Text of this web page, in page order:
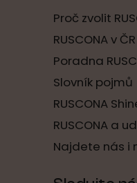
Proč zvolit
RUSCONA v ČR
Poradna
Slovník pojmů
RUSCONA
RUSCONA a
Najdete nás i